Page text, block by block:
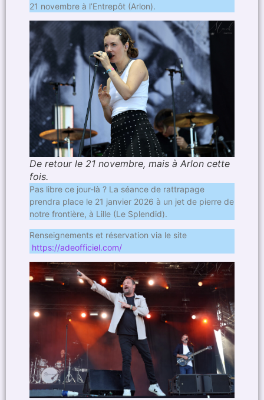
21 novembre à l’Entrepôt (Arlon).
De retour le 21 novembre, mais à Arlon cette
fois.
Pas libre ce jour-là ? La séance de rattrapage
prendra place le 21 janvier 2026 à un jet de pierre de
notre frontière, à Lille (Le Splendid).
Renseignements et réservation via le site
https://adeofficiel.com/